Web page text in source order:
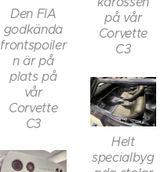
på vår
Corvette
C3
Den FIA
godkända
frontspoiler
n är på
plats på
vår
Corvette
C3
Helt
specialbyg